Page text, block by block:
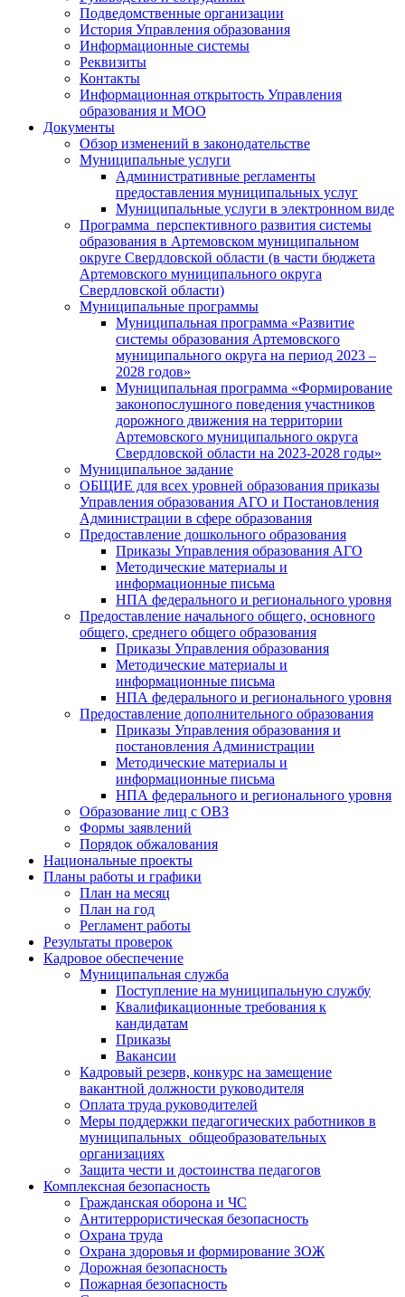
Подведомственные организации
История Управления образования
Информационные системы
Реквизиты
Контакты
Информационная открытость Управления
образования и МОО
Документы
Обзор изменений в законодательстве
Муниципальные услуги
Административные регламенты
предоставления муниципальных услуг
Муниципальные услуги в электронном виде
Программа перспективного развития системы
образования в Артемовском муниципальном
округе Свердловской области (в части бюджета
Артемовского муниципального округа
Свердловской области)
Муниципальные программы
Муниципальная программа «Развитие
системы образования Артемовского
муниципального округа на период 2023 –
2028 годов»
Муниципальная программа «Формирование
законопослушного поведения участников
дорожного движения на территории
Артемовского муниципального округа
Свердловской области на 2023-2028 годы»
Муниципальное задание
ОБЩИЕ для всех уровней образования приказы
Управления образования АГО и Постановления
Администрации в сфере образования
Предоставление дошкольного образования
Приказы Управления образования АГО
Методические материалы и
информационные письма
НПА федерального и регионального уровня
Предоставление начального общего, основного
общего, среднего общего образования
Приказы Управления образования
Методические материалы и
информационные письма
НПА федерального и регионального уровня
Предоставление дополнительного образования
Приказы Управления образования и
постановления Администрации
Методические материалы и
информационные письма
НПА федерального и регионального уровня
Образование лиц с ОВЗ
Формы заявлений
Порядок обжалования
Национальные проекты
Планы работы и графики
План на месяц
План на год
Регламент работы
Результаты проверок
Кадровое обеспечение
Муниципальная служба
Поступление на муниципальную службу
Квалификационные требования к
кандидатам
Приказы
Вакансии
Кадровый резерв, конкурс на замещение
вакантной должности руководителя
Оплата труда руководителей
Меры поддержки педагогических работников в
муниципальных общеобразовательных
организациях
Защита чести и достоинства педагогов
Комплексная безопасность
Гражданская оборона и ЧС
Антитеррористическая безопасность
Охрана труда
Охрана здоровья и формирование ЗОЖ
Дорожная безопасность
Пожарная безопасность